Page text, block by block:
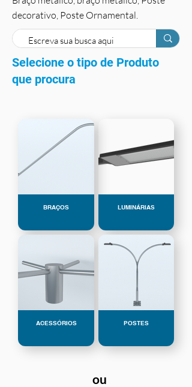
decorativo, Poste Ornamental.
Selecione o tipo de Produto
que procura
BRAÇOS LUMINÁRIAS
ACESSÓRIOS POSTES
ou